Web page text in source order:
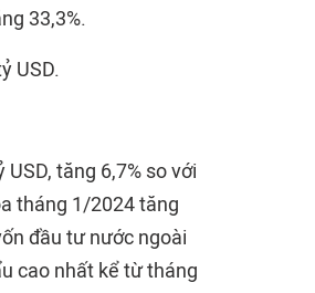
33,3%.
USD.
tăng 6,7% so với
tháng 1/2024 tăng
đầu tư nước ngoài
cao nhất kể từ tháng